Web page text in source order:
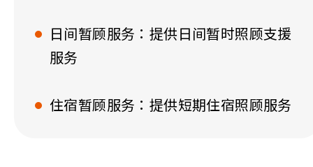
日间暂顾服务：提供日间暂时照顾支援
服务
住宿暂顾服务：提供短期住宿照顾服务